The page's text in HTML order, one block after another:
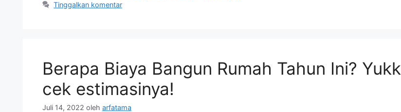
Tinggalkan komentar
Berapa Biaya Bangun Rumah Tahun Ini? Yukk
cek estimasinya!
Juli 14, 2022 oleh arfatama